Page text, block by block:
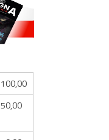
100,00
50,00